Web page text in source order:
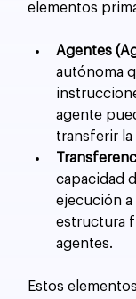
elementos
Agentes
autónoma
agente
transferir la
capacidad
ejecución
estructura
agentes.
Estos